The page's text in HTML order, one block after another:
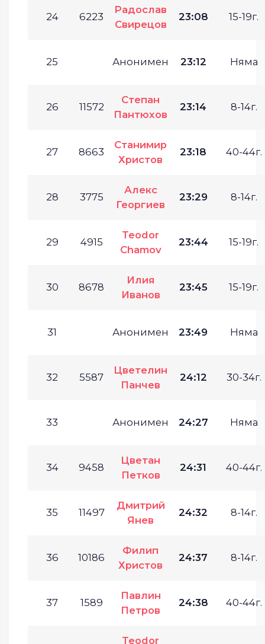
24 6223
Радослав
Свирецов
23:08 15-19г.
25 Анонимен 23:12 Няма
26 11572
Степан
Пантюхов
23:14 8-14г.
27 8663
Станимир
Христов
23:18 40-44г.
28 3775
Алекс
Георгиев
23:29 8-14г.
29 4915
Teodor
Chamov
23:44 15-19г.
30 8678
Илия
Иванов
23:45 15-19г.
31 Анонимен 23:49 Няма
32 5587
Цветелин
Панчев
24:12 30-34г.
33 Анонимен 24:27 Няма
34 9458
Цветан
Петков
24:31 40-44г.
35 11497
Дмитрий
Янев
24:32 8-14г.
36 10186
Филип
Христов
24:37 8-14г.
37 1589
Павлин
Петров
24:38 40-44г.
Teodor